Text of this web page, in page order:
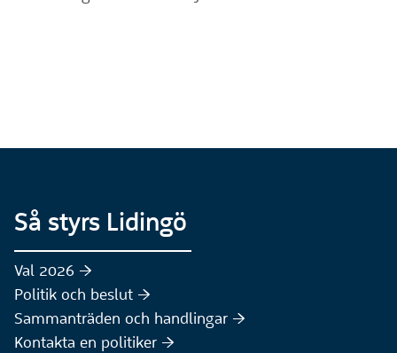
Så styrs Lidingö
Val 2026 :höger:
Politik och beslut :höger:
Sammanträden och handlingar :höger:
Kontakta en politiker :höger: